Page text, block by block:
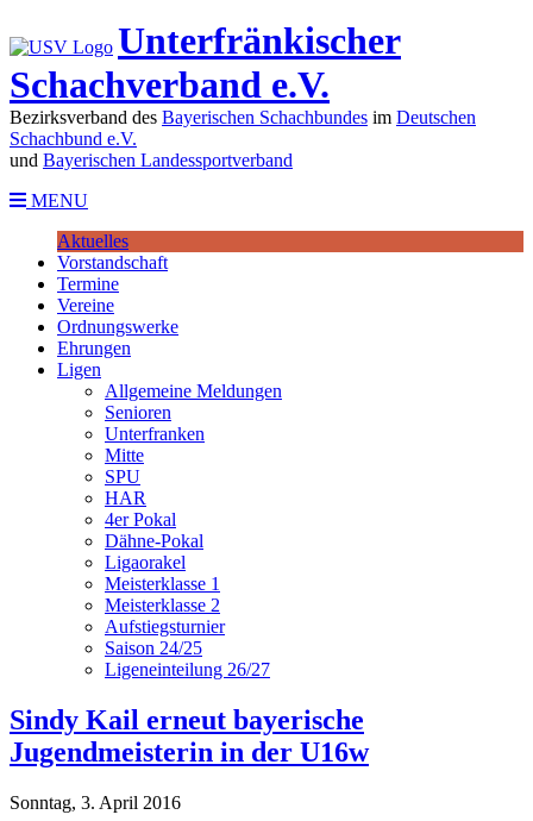
Unterfränkischer
Schachverband e.V.
Bezirksverband des Bayerischen Schachbundes im Deutschen
Schachbund e.V.
und Bayerischen Landessportverband
MENU
Aktuelles
Vorstandschaft
Termine
Vereine
Ordnungswerke
Ehrungen
Ligen
Allgemeine Meldungen
Senioren
Unterfranken
Mitte
SPU
HAR
4er Pokal
Dähne-Pokal
Ligaorakel
Meisterklasse 1
Meisterklasse 2
Aufstiegsturnier
Saison 24/25
Ligeneinteilung 26/27
Sindy Kail erneut bayerische
Jugendmeisterin in der U16w
Sonntag, 3. April 2016